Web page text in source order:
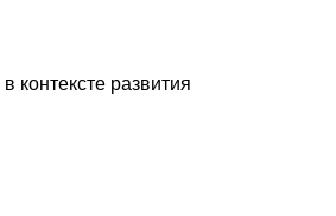
в контексте развития